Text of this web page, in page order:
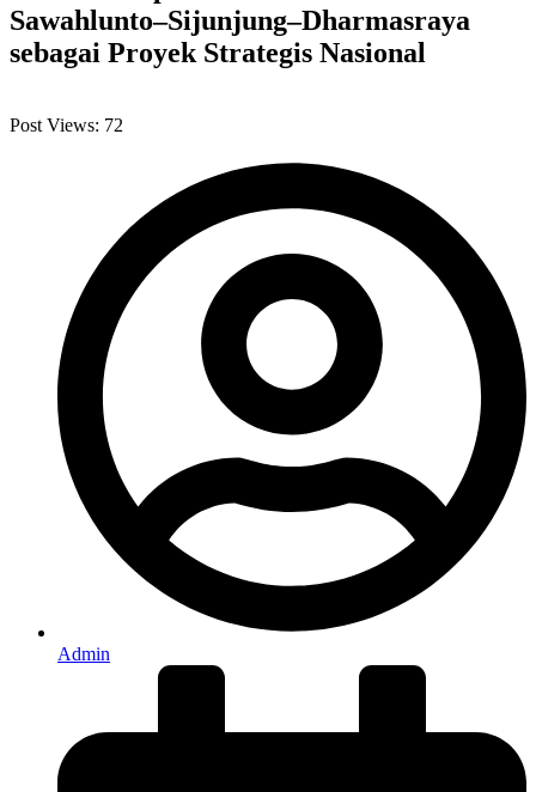
Sawahlunto–Sijunjung–Dharmasraya
sebagai Proyek Strategis Nasional
Post Views: 72
Admin